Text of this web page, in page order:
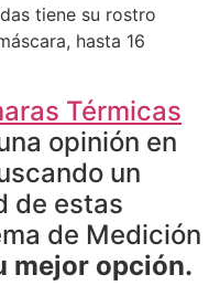
tiene su rostro
hasta 16
Térmicas
opinión en
un
de estas
de Medición
mejor opción.